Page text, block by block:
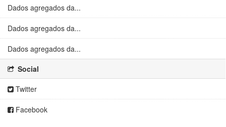
Dados agregados da...
Dados agregados da...
Dados agregados da...
Social
Twitter
Facebook